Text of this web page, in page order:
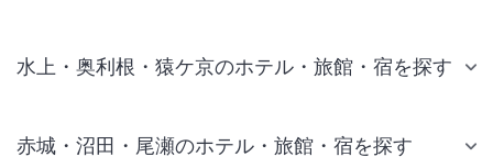
水上・奥利根・猿ケ京のホテル・旅館・宿を探す
赤城・沼田・尾瀬のホテル・旅館・宿を探す